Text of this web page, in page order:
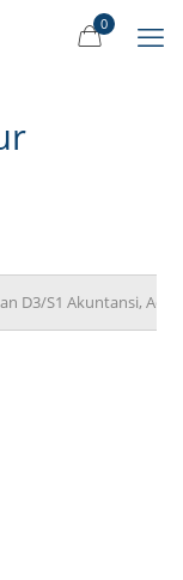
0
D3/S1 Akuntansi,